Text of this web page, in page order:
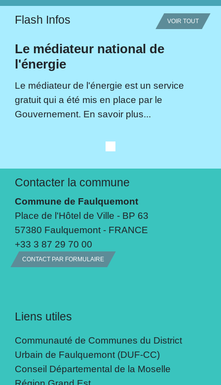
Flash Infos VOIR TOUT
Le médiateur national de
l'énergie
Le médiateur de l'énergie est un service
gratuit qui a été mis en place par le
Gouvernement. En savoir plus...
Contacter la commune
Commune de Faulquemont
Place de l'Hôtel de Ville - BP 63
57380 Faulquemont - FRANCE
+33 3 87 29 70 00
CONTACT PAR FORMULAIRE
Liens utiles
Communauté de Communes du District
Urbain de Faulquemont (DUF-CC)
Conseil Départemental de la Moselle